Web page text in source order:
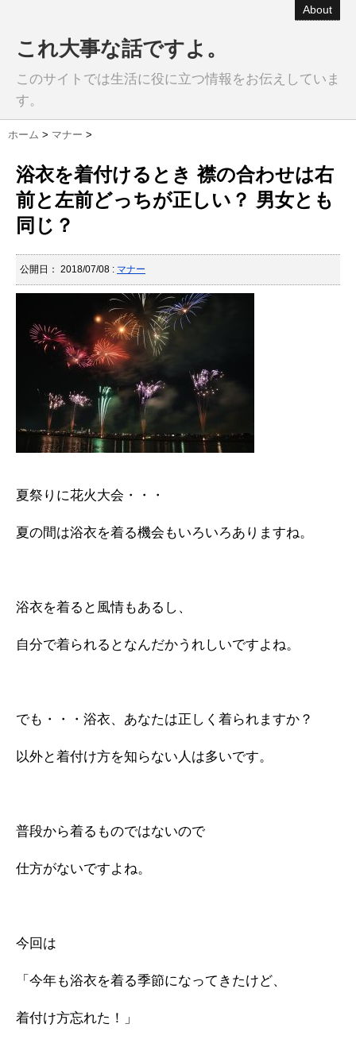
About
これ大事な話ですよ。
このサイトでは生活に役に立つ情報をお伝えしていま
す。
ホーム > マナー >
浴衣を着付けるとき 襟の合わせは右
前と左前どっちが正しい？ 男女とも
同じ？
公開日： 2018/07/08 : マナー
夏祭りに花火大会・・・
夏の間は浴衣を着る機会もいろいろありますね。
浴衣を着ると風情もあるし、
自分で着られるとなんだかうれしいですよね。
でも・・・浴衣、あなたは正しく着られますか？
以外と着付け方を知らない人は多いです。
普段から着るものではないので
仕方がないですよね。
今回は
「今年も浴衣を着る季節になってきたけど、
着付け方忘れた！」